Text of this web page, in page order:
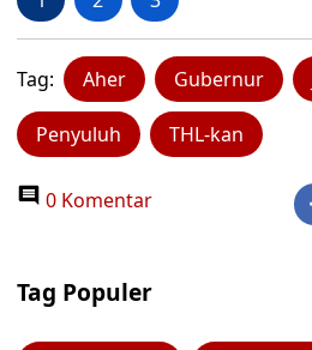
Tag: Aher Gubernur
Penyuluh THL-kan
0 Komentar
Tag Populer